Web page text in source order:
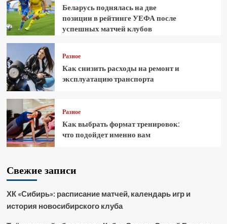
Беларусь поднялась на две
позиции в рейтинге УЕФА после
успешных матчей клубов
Разное
Как снизить расходы на ремонт и
эксплуатацию транспорта
Разное
Как выбрать формат тренировок:
что подойдет именно вам
Свежие записи
ХК «Сибирь»: расписание матчей, календарь игр и
история новосибирского клуба